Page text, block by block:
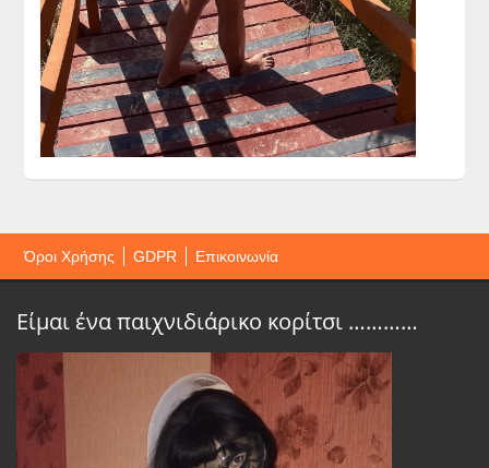
Όροι Χρήσης GDPR Επικοινωνία
Είμαι ένα παιχνιδιάρικο κορίτσι …………